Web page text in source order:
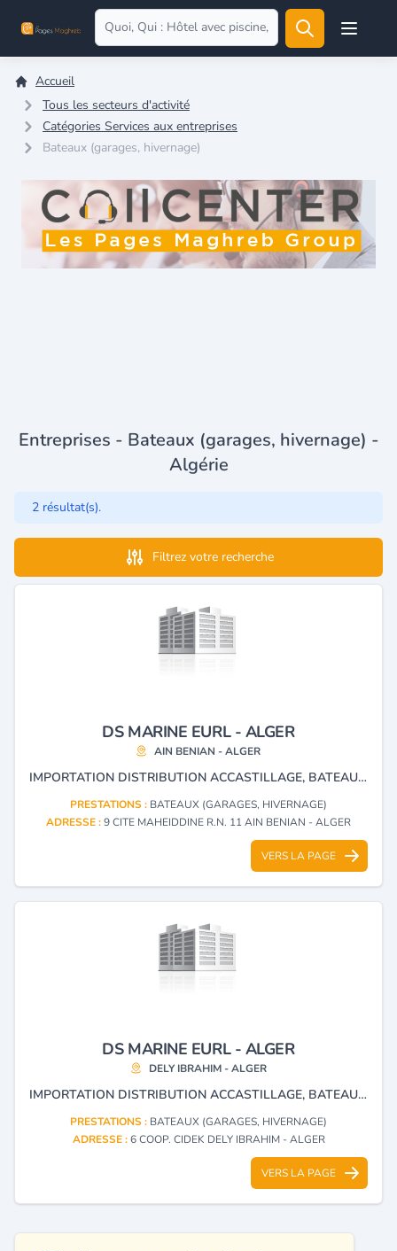
Open
Accueil
Tous les secteurs d'activité
Catégories Services aux entreprises
Bateaux (garages, hivernage)
Entreprises - Bateaux (garages, hivernage) -
Algérie
2 résultat(s).
Filtrez votre recherche
DS MARINE EURL - ALGER
AIN BENIAN - ALGER
IMPORTATION DISTRIBUTION ACCASTILLAGE, BATEAUX, MOTEURS, PLONGÉE, CHASSE SOUS MARINE ET MATÉRIELS DE PÈCHE.
PRESTATIONS : BATEAUX (GARAGES, HIVERNAGE)
ADRESSE :9 CITE MAHEIDDINE R.N. 11 AIN BENIAN - ALGER
VERS LA PAGE
DS MARINE EURL - ALGER
DELY IBRAHIM - ALGER
IMPORTATION DISTRIBUTION ACCASTILLAGE, BATEAUX, MOTEURS, PLONGÉE, CHASSE SOUS MARINE ET MATÉRIELS DE PÈCHE.
PRESTATIONS : BATEAUX (GARAGES, HIVERNAGE)
ADRESSE :6 COOP. CIDEK DELY IBRAHIM - ALGER
VERS LA PAGE